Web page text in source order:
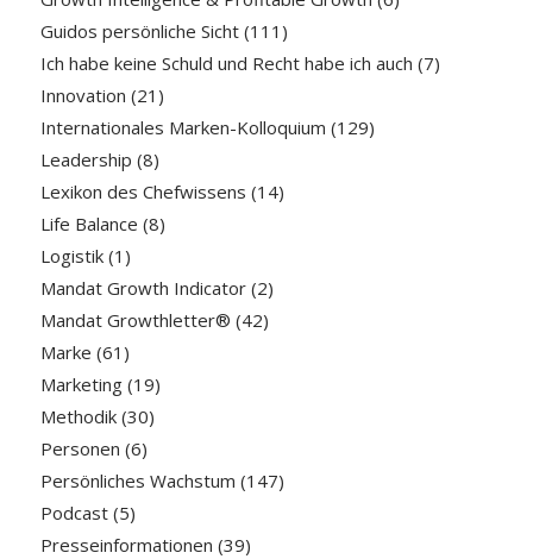
Guidos persönliche Sicht(111)
Ich habe keine Schuld und Recht habe ich auch (7)
Innovation (21)
Internationales Marken-Kolloquium (129)
Leadership (8)
Lexikon des Chefwissens (14)
Life Balance (8)
Logistik(1)
Mandat Growth Indicator(2)
Mandat Growthletter® (42)
Marke (61)
Marketing(19)
Methodik(30)
Personen (6)
Persönliches Wachstum (147)
Podcast(5)
Presseinformationen (39)